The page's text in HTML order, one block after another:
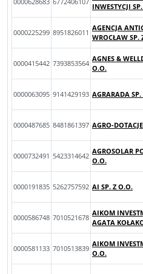
INWESTYCJI
0000225299 8951826011
AGENCJA
WROCŁAW SP.
0000415442 7393853564
AGNES &
O.O.
0000063095 9141429193 AGRARADA
0000487685 8481861397 AGRO-
0000732491 5423314642
AGROSOLAR
O.O.
0000191835 5262757592 AI SP. Z O.O.
0000586748 7010521678
AIKOM
AGATA
0000581133 7010513839
AIKOM
O.O.